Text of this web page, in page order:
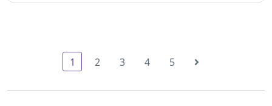
1 2 3 4 5